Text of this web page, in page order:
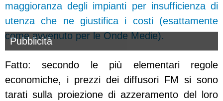
maggioranza degli impianti per insufficienza di
utenza che ne giustifica i costi (esattamente
come avvenuto per le Onde Medie).
Pubblicità
Fatto: secondo le più elementari regole
economiche, i prezzi dei diffusori FM si sono
tarati sulla proiezione di azzeramento del loro